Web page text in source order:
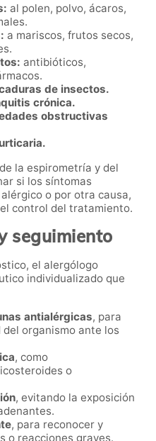
al polen, polvo, ácaros,
a mariscos, frutos secos,
antibióticos,
de insectos.
crónica.
obstructivas
la espirometría y del
si los síntomas
o por otra causa,
control del tratamiento.
seguimiento
el alergólogo
individualizado que
antialérgicas, para
organismo ante los
, como
o
, evitando la exposición
, para reconocer y
o reacciones graves.